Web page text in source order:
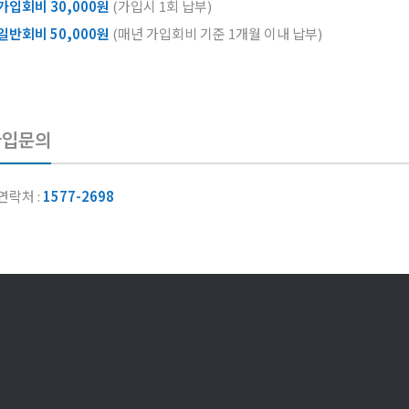
입회비 30,000원 (가입시 1회 납부)
반회비 50,000원 (매년 가입회비 기준 1개월 이내 납부)
문의
락처 : 1577-2698